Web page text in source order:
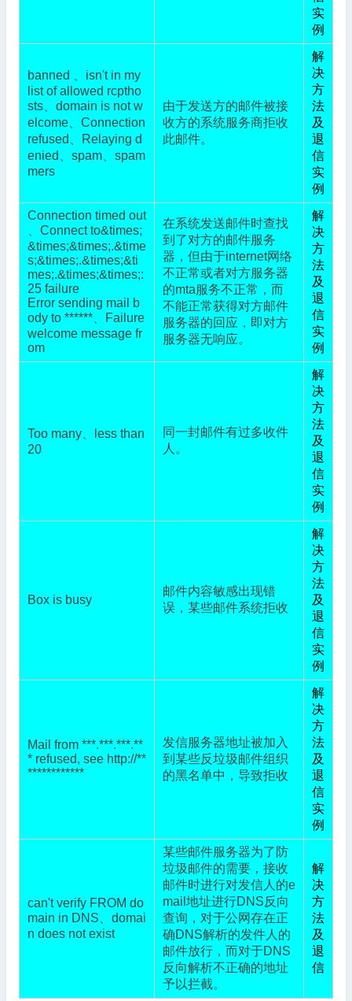
实
例
banned 、isn't in my
list of allowed rcptho
sts、domain is not w
elcome、Connection
refused、Relaying d
enied、spam、spam
mers
由于发送方的邮件被接
收方的系统服务商拒收
此邮件。
解
决
方
法
及
退
信
实
例
Connection timed out
、Connect to&times;
&times;&times;.&time
s;&times;.&times;&ti
mes;.&times;&times;:
25 failure
Error sending mail b
ody to ******、Failure
welcome message fr
om
在系统发送邮件时查找
到了对方的邮件服务
器，但由于internet网络
不正常或者对方服务器
的mta服务不正常，而
不能正常获得对方邮件
服务器的回应，即对方
服务器无响应。
解
决
方
法
及
退
信
实
例
Too many、less than
20
同一封邮件有过多收件
人。
解
决
方
法
及
退
信
实
例
Box is busy
邮件内容敏感出现错
误，某些邮件系统拒收
解
决
方
法
及
退
信
实
例
Mail from ***.***.***.**
* refused, see http://**
************
发信服务器地址被加入
到某些反垃圾邮件组织
的黑名单中，导致拒收
解
决
方
法
及
退
信
实
例
can't verify FROM do
main in DNS、domai
n does not exist
某些邮件服务器为了防
垃圾邮件的需要，接收
邮件时进行对发信人的e
mail地址进行DNS反向
查询，对于公网存在正
确DNS解析的发件人的
邮件放行，而对于DNS
反向解析不正确的地址
予以拦截。
解
决
方
法
及
退
信